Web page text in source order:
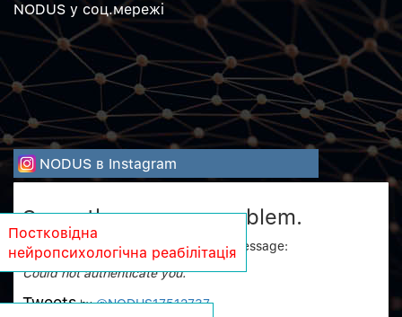
NODUS у соц.мережi
NODUS в Instagram
Sorry, there was a problem.
Twitter returned the following error message:
Could not authenticate you.
Tweets by @NODUS17512737
Постковідна
нейропсихологічна реабілітація